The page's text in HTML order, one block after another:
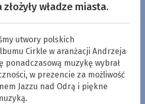
władze miasta.
utwory polskich
Cirkle w aranżacji Andrzeja
ponadczasową muzykę wybrał
w prezencie za możliwość
Jazzu nad Odrą i piękne